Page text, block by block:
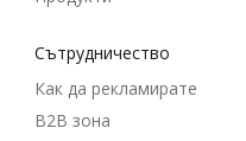
Cътрудничество
Как да рекламирате
B2B зона